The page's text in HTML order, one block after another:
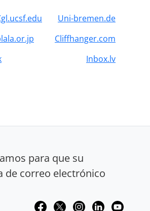
Uni-bremen.de
Cliffhanger.com
Inbox.lv
para que su
de correo electrónico